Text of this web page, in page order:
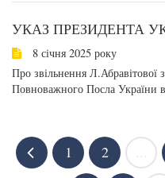
УКАЗ ПРЕЗИДЕНТА
8 січня 2025 року
Про звільнення Л.Абравітової
Повноважного Посла України
1 2